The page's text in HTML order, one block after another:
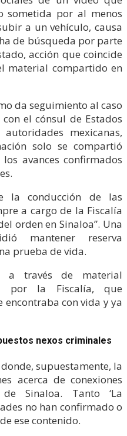
sometida por al menos
a un vehículo, causa
de búsqueda por parte
acción que coincide
material compartido en
da seguimiento al caso
el cónsul de Estados
mexicanas,
solo se compartió
avances confirmados
la conducción de las
a cargo de la Fiscalía
orden en Sinaloa”. Una
mantener reserva
prueba de vida.
a través de material
por la Fiscalía, que
encontraba con vida y ya
nexos criminales
supuestamente, la
acerca de conexiones
Sinaloa. Tanto ‘La
no han confirmado o
ese contenido.